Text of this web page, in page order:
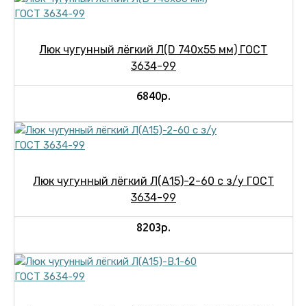
Люк чугунный лёгкий Л(D 740х55 мм) ГОСТ
3634-99
6840р.
Люк чугунный лёгкий Л(А15)-2-60 с з/у ГОСТ
3634-99
8203р.